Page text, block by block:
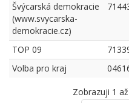
Švýcarská demokracie
(www.svycarska-
demokracie.cz)
TOP 09
Volba pro kraj
Zobrazuji 1